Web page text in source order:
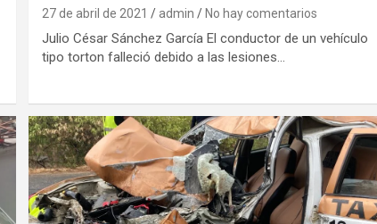
27 de abril de 2021 admin No hay comentarios
Julio César Sánchez García El conductor de un vehículo
tipo torton falleció debido a las lesiones…